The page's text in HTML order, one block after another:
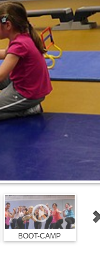
BOOT-CAMP